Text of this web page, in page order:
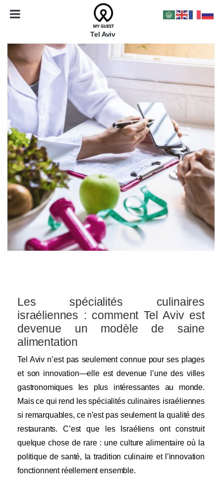
Tel Aviv
Les spécialités culinaires
israéliennes : comment Tel Aviv est
devenue un modèle de saine
alimentation
Tel Aviv n’est pas seulement connue pour ses plages
et son innovation—elle est devenue l’une des villes
gastronomiques les plus intéressantes au monde.
Mais ce qui rend les spécialités culinaires israéliennes
si remarquables, ce n’est pas seulement la qualité des
restaurants. C’est que les Israéliens ont construit
quelque chose de rare : une culture alimentaire où la
politique de santé, la tradition culinaire et l’innovation
fonctionnent réellement ensemble.